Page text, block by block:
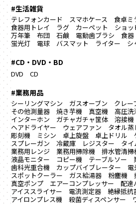
#生活雑貨
テレフォンカード スマホケース
食卓ミ
食器用トレイ
ラグ カーペット ショッ
万年筆
布団 石鹸 電動歯ブラシ 食器
蛍光灯
電球 バスマット ライター シ
#CD・DVD・BD
DVD CD
#業務用品
シーリングマシン ガスオーブン クレー
その他測量器
焼き芋機 真空機 高圧洗
インターホン
ガチャガチャ筐体 溶接機
ヘアドライヤー
ウェアファン タオル蒸
彫刻機
ミシン 卓上旋盤 卓上ドリル
スプレーガン
冷蔵庫 レジスター タイ
業務用レンジ
業務用掃除機 排水管清掃
液晶モニター
コピー機 テーブルソー
歯科光重合機
カップバイブレーター
電
スポットクーラー
ガス給湯器 粉塵機
真空ポンプ
エアーコンプレッサー 配達
アイススライサー
電流測定器 絶縁抵抗
アイロンプレス機
殺菌ディスペンサー